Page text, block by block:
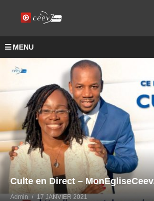
MENU
Culte en Direct –
Admin 17 JANVIER 2021